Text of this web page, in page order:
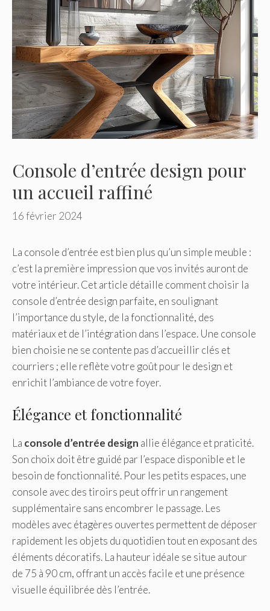
Console d’entrée design pour
un accueil raffiné
16 février 2024
La console d’entrée est bien plus qu’un simple meuble :
c’est la première impression que vos invités auront de
votre intérieur. Cet article détaille comment choisir la
console d’entrée design parfaite, en soulignant
l’importance du style, de la fonctionnalité, des
matériaux et de l’intégration dans l’espace. Une console
bien choisie ne se contente pas d’accueillir clés et
courriers ; elle reflète votre goût pour le design et
enrichit l’ambiance de votre foyer.
Élégance et fonctionnalité
La console d’entrée design allie élégance et praticité.
Son choix doit être guidé par l’espace disponible et le
besoin de fonctionnalité. Pour les petits espaces, une
console avec des tiroirs peut offrir un rangement
supplémentaire sans encombrer le passage. Les
modèles avec étagères ouvertes permettent de déposer
rapidement les objets du quotidien tout en exposant des
éléments décoratifs. La hauteur idéale se situe autour
de 75 à 90 cm, offrant un accès facile et une présence
visuelle équilibrée dès l’entrée.